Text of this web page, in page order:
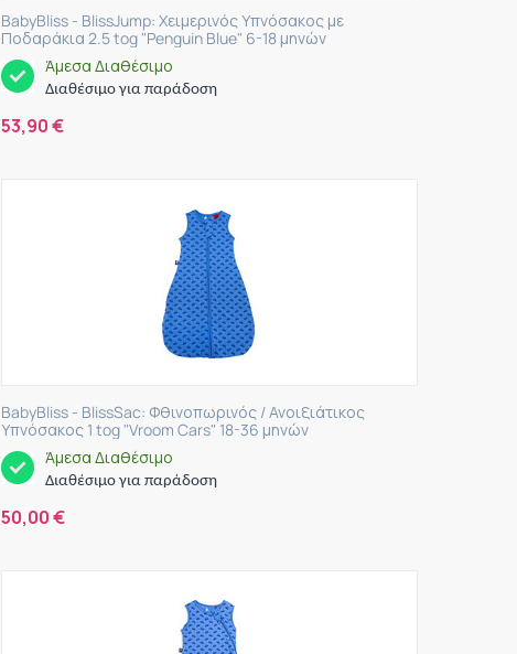
BabyBliss - BlissJump: Χειμερινός Υπνόσακος με
Ποδαράκια 2.5 tog "Penguin Blue" 6-18 μηνών
Άμεσα Διαθέσιμο
Διαθέσιμο για παράδοση
53,90€
BabyBliss - BlissSac: Φθινοπωρινός / Ανοιξιάτικος
Υπνόσακος 1 tog "Vroom Cars" 18-36 μηνών
Άμεσα Διαθέσιμο
Διαθέσιμο για παράδοση
50,00€